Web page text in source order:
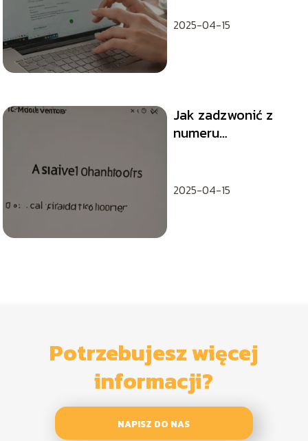
2025-04-15
Jak zadzwonić z
numeru
2025-04-15
Potrzebujesz więcej
informacji?
NAPISZ DO NAS